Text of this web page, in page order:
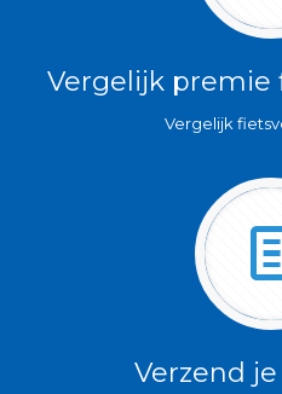
Vergelijk premie
Vergelijk
Verzend